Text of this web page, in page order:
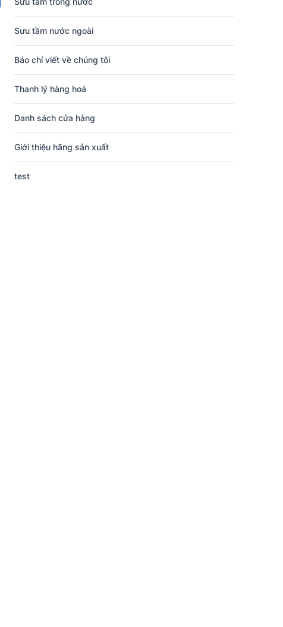
Sưu tầm nước ngoài
Báo chí viết về chúng tôi
Thanh lý hàng hoá
Danh sách cửa hàng
Giới thiệu hãng sản xuất
test